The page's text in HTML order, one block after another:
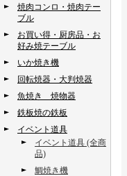
焼肉コンロ・焼肉テー
ブル
お買い得・厨房品・お
好み焼テーブル
いか焼き機
回転焼器・大判焼器
魚焼き 焼物器
鉄板焼の鉄板
イベント道具
イベント道具 (全商
品)
鯛焼き機